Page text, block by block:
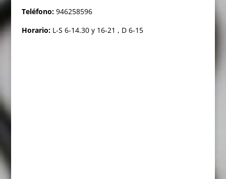
Teléfono: 946258596
Horario:L-S 6-14.30 y 16-21 , D 6-15